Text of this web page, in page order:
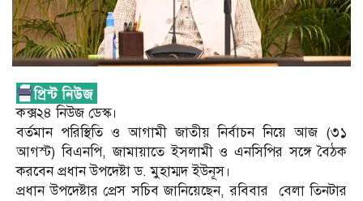
কক্স২৪ নিউজ ডেস্ক।
বর্তমান পরিস্থিতি ও আগামী জাতীয় নির্বাচন নিয়ে আজ (৩১
আগস্ট) বিএনপি, জামায়াতে ইসলামী ও এনসিপির সঙ্গে বৈঠক
করবেন প্রধান উপদেষ্টা ড. মুহাম্মদ ইউনূস।
প্রধান উপদেষ্টার প্রেস সচিব জানিয়েছেন, রবিবার বেলা তিনটার